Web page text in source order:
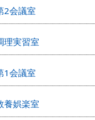
会議室
実習室
会議室
娯楽室